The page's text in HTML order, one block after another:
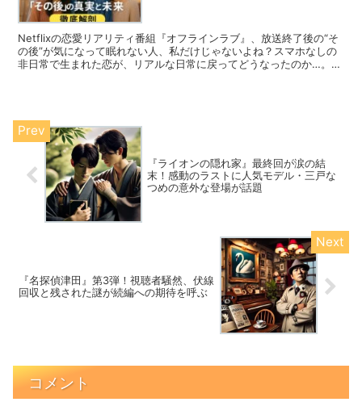
Netflixの恋愛リアリティ番組『オフラインラブ』、放送終了後の“そ
の後”が気になって眠れない人、私だけじゃないよね？スマホなしの
非日常で生まれた恋が、リアルな日常に戻ってどうなったのか…。特
『ライオンの隠れ家』最終回が涙の結
末！感動のラストに人気モデル・三戸な
つめの意外な登場が話題
『名探偵津田』第3弾！視聴者騒然、伏線
回収と残された謎が続編への期待を呼ぶ
コメント